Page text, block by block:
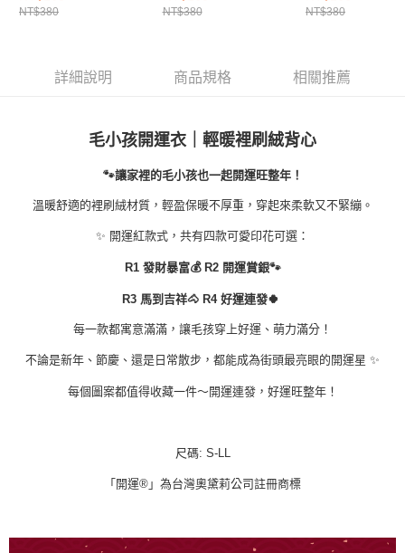
NT$380 NT$380 NT$380
詳細說明 商品規格 相關推薦
毛小孩開運衣｜輕暖裡刷絨背心
🐾讓家裡的毛小孩也一起開運旺整年！
溫暖舒適的裡刷絨材質，輕盈保暖不厚重，穿起來柔軟又不緊繃。
✨ 開運紅款式，共有四款可愛印花可選：
R1 發財暴富💰 R2 開運賞銀🐾
R3 馬到吉祥🐴 R4 好運連發🍀
每一款都寓意滿滿，讓毛孩穿上好運、萌力滿分！
不論是新年、節慶、還是日常散步，都能成為街頭最亮眼的開運星 ✨
每個圖案都值得收藏一件～開運連發，好運旺整年！
尺碼: S-LL
「開運®」為台灣奧黛莉公司註冊商標